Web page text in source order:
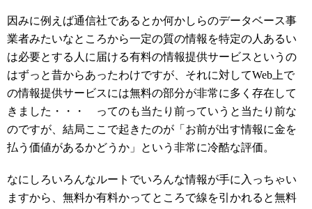
因みに例えば通信社であるとか何かしらのデータベース事
業者みたいなところから一定の質の情報を特定の人あるい
は必要とする人に届ける有料の情報提供サービスというの
はずっと昔からあったわけですが、それに対してWeb上で
の情報提供サービスには無料の部分が非常に多く存在して
きました・・・ ってのも当たり前っていうと当たり前な
のですが、結局ここで起きたのが「お前が出す情報に金を
払う価値があるかどうか」という非常に冷酷な評価。
なにしろいろんなルートでいろんな情報が手に入っちゃい
ますから、無料か有料かってところで線を引かれると無料